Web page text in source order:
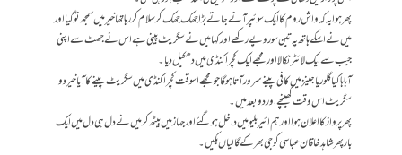
پھر ہوا یہ کہ واش روم کا ایک سوئپر آتے جاتے بڑا جھک جھک کر سلام کر رہا تھا خیر میں سمجھ تو گیا اور
میں نے اسکے ہاتھ پہ تین سو روپے رکھے اور کہا میں نے سگریٹ پینی ہے اس نے جھٹ سے اپنی
جیب سے ایک لائٹر نکالا اور مجھے ایک کچرا کنڈی میں دھکیل دیا۔
آ ہا ہا کیا گلوریا جینز میں کافی پینے سرور آتا ہوگا جو مجھے اسوقت کچرا کنڈی میں سگریٹ پینے کا آیا خیر دو
سگریٹ اس وقت کھینچے اور دو بعد میں۔
پھر پرواز کا اعلان ہوا اور ہم ائیر بلیو میں داخل ہوگئے اور جہاز میں بیٹھ کر میں نے دل ہی دل میں ایک
بار پھر شاہد خاقان عباسی کو جی بھر کے گالیاں بکیں۔